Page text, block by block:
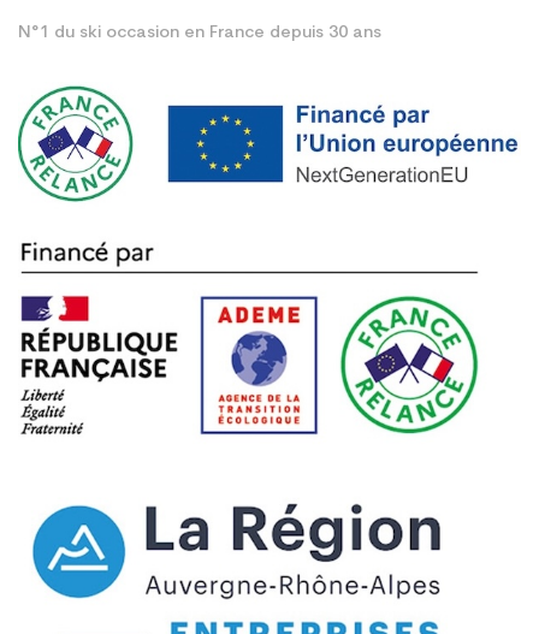
N°1 du ski occasion en France depuis 30 ans